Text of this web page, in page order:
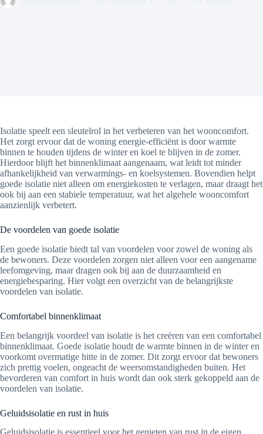
Isolatie speelt een sleutelrol in het verbeteren van het wooncomfort.
Het zorgt ervoor dat de woning energie-efficiënt is door warmte
binnen te houden tijdens de winter en koel te blijven in de zomer.
Hierdoor blijft het binnenklimaat aangenaam, wat leidt tot minder
afhankelijkheid van verwarmings- en koelsystemen. Bovendien helpt
goede isolatie niet alleen om energiekosten te verlagen, maar draagt het
ook bij aan een stabiele temperatuur, wat het algehele wooncomfort
aanzienlijk verbetert.
De voordelen van goede isolatie
Een goede isolatie biedt tal van voordelen voor zowel de woning als
de bewoners. Deze voordelen zorgen niet alleen voor een aangename
leefomgeving, maar dragen ook bij aan de duurzaamheid en
energiebesparing. Hier volgt een overzicht van de belangrijkste
voordelen van isolatie.
Comfortabel binnenklimaat
Een belangrijk voordeel van isolatie is het creëren van een comfortabel
binnenklimaat. Goede isolatie houdt de warmte binnen in de winter en
voorkomt overmatige hitte in de zomer. Dit zorgt ervoor dat bewoners
zich prettig voelen, ongeacht de weersomstandigheden buiten. Het
bevorderen van comfort in huis wordt dan ook sterk gekoppeld aan de
voordelen van isolatie.
Geluidsisolatie en rust in huis